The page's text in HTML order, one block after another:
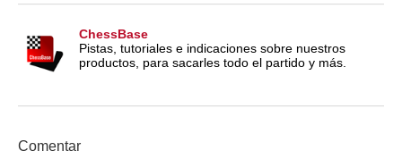
ChessBase
Pistas, tutoriales e indicaciones sobre nuestros
productos, para sacarles todo el partido y más.
Comentar